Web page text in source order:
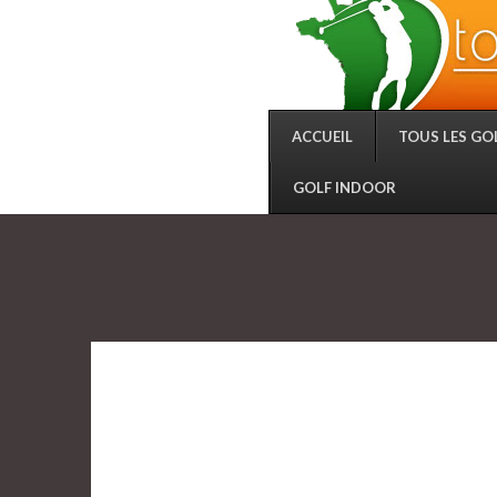
ACCUEIL TOUS LES
GOLF INDOOR